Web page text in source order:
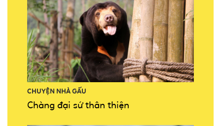
CHUYỆN NHÀ GẤU
Chàng đại sứ thân thiện